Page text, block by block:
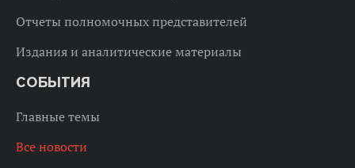
Отчеты полномочных представителей
Издания и аналитические материалы
СОБЫТИЯ
Главные темы
Все новости